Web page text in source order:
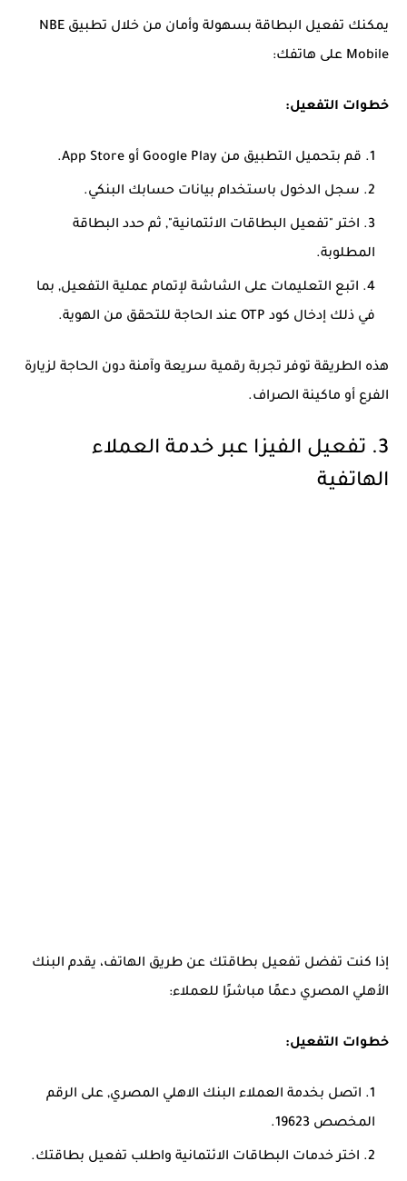
يمكنك تفعيل البطاقة بسهولة وأمان من خلال تطبيق NBE
Mobile على هاتفك:
خطوات التفعيل:
قم بتحميل التطبيق من Google Play أو App Store.
سجل الدخول باستخدام بيانات حسابك البنكي.
اختر "تفعيل البطاقات الائتمانية", ثم حدد البطاقة
المطلوبة.
اتبع التعليمات على الشاشة لإتمام عملية التفعيل, بما
في ذلك إدخال كود OTP عند الحاجة للتحقق من الهوية.
هذه الطريقة توفر تجربة رقمية سريعة وآمنة دون الحاجة لزيارة
الفرع أو ماكينة الصراف.
3. تفعيل الفيزا عبر خدمة العملاء
الهاتفية
إذا كنت تفضل تفعيل بطاقتك عن طريق الهاتف، يقدم البنك
الأهلي المصري دعمًا مباشرًا للعملاء:
خطوات التفعيل:
اتصل بخدمة العملاء البنك الاهلي المصري, على الرقم
المخصص 19623.
اختر خدمات البطاقات الائتمانية واطلب تفعيل بطاقتك.